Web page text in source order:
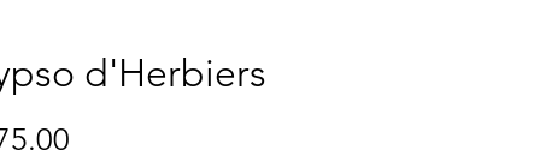
d'Herbiers